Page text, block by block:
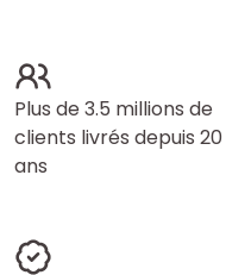
Plus de 3.5 millions de
clients livrés depuis 20
ans